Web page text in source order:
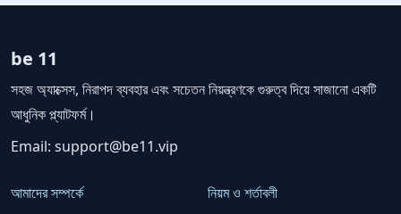
be 11
সহজ অ্যাক্সেস, নিরাপদ ব্যবহার এবং সচেতন নিয়ন্ত্রণকে গুরুত্ব দিয়ে সাজানো একটি
আধুনিক প্ল্যাটফর্ম।
Email: support@be11.vip
আমাদের সম্পর্কে নিয়ম ও শর্তাবলী